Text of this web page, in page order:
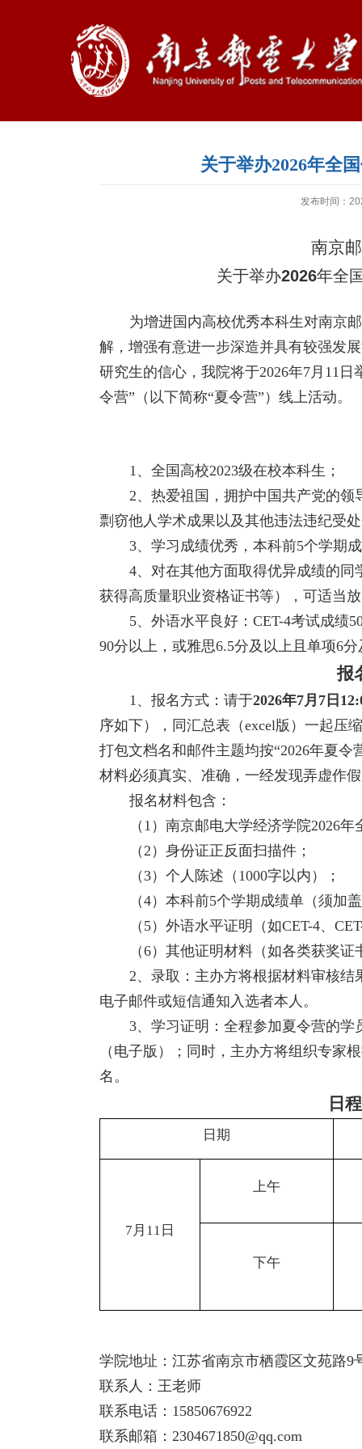
关于举办2026年全
发布时间：
南京
关于举办2026年全
为增进国内高校优秀本科生对南京
解，增强有意进一步深造并具有较强发
研究生的信心，我院将于2026年7月 11 日
令营”（以下简称“夏令营”）线上活动。
1、全国高校2023级在校本科生；
2、热爱祖国，拥护中国共产党的
剽窃他人学术成果以及其他违法违纪受
3、学习成绩优秀，本科前5个学期
4、对在其他方面取得优异成绩的
获得高质量职业资格证书等），可适当
5、外语水平良好： CET-4考试成绩
90分以上，或雅思6.5分及以上且单项6分
报
1、报名方式：请于2026年7月 7日
序如下），同汇总表（excel版）一起压
打包文档名和邮件主题均按“2026年夏令
材料必须真实、准确，一经发现弄虚作
报名材料包含：
（ 1 ）南京邮电大学经济学院2026年
（2 ）身份证正反面扫描件；
（3）个人陈述（ 1000字以内）；
（4）本科前5个学期成绩单（须加
（ 5）外语水平证明（如CET-4、
（6）其他证明材料（如各类获奖
2、录取：主办方将根据材料审核结
电子邮件或短信通知入选者本人。
3、学习证明：全程参加夏令营的
（电子版）；同时，主办方将组织专家
名。
日
日期
7 月 11 日
上午
下午
学院地址：江苏省南京市栖霞区文苑路9
联系人：王老师
联系电话： 15850676922
联系邮箱： 2304671850@qq.com